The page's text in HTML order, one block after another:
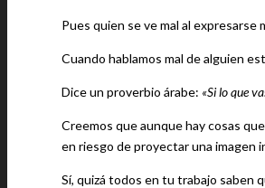
Pues quien se ve mal al expresarse
Cuando hablamos mal de alguien
Dice un proverbio árabe: «Si lo que
Creemos que aunque hay cosas
en riesgo de proyectar una imagen
Sí, quizá todos en tu trabajo saben